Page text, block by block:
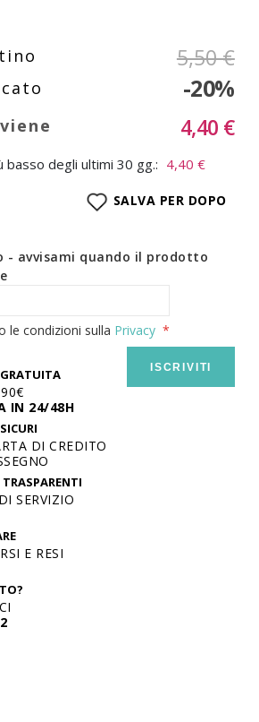
5,50 €
-20%
4,40 €
degli ultimi 30 gg.: 4,40 €
SALVA PER DOPO
- avvisami quando il prodotto
le condizioni sulla Privacy
ISCRIVITI
IN 24/48H
DI CREDITO
SERVIZIO
E RESI